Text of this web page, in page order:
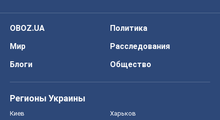
OBOZ.UA
Политика
Мир
Расследования
Блоги
Общество
Регионы Украины
Киев Харьков